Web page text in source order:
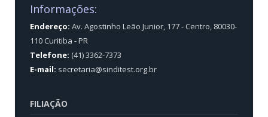
Informações:
Endereço: Av. Agostinho Leão Junior, 177 - Centro, 80030-
110 Curitiba - PR
Telefone: (41) 3362-7373
E-mail: secretaria@sinditest.org.br
FILIAÇÃO